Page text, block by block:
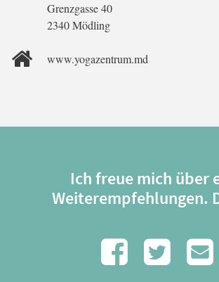
Grenzgasse 40
2340 Mödling
www.yogazentrum.md
Ich freue mich über
Weiterempfehlungen.